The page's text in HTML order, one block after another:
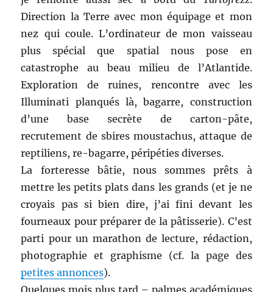
Direction la Terre avec mon équipage et mon
nez qui coule. L’ordinateur de mon vaisseau
plus spécial que spatial nous pose en
catastrophe au beau milieu de l’Atlantide.
Exploration de ruines, rencontre avec les
Illuminati planqués là, bagarre, construction
d’une base secrète de carton-pâte,
recrutement de sbires moustachus, attaque de
reptiliens, re-bagarre, péripéties diverses.
La forteresse bâtie, nous sommes prêts à
mettre les petits plats dans les grands (et je ne
croyais pas si bien dire, j’ai fini devant les
fourneaux pour préparer de la pâtisserie). C’est
parti pour un marathon de lecture, rédaction,
photographie et graphisme (cf. la page des
petites annonces).